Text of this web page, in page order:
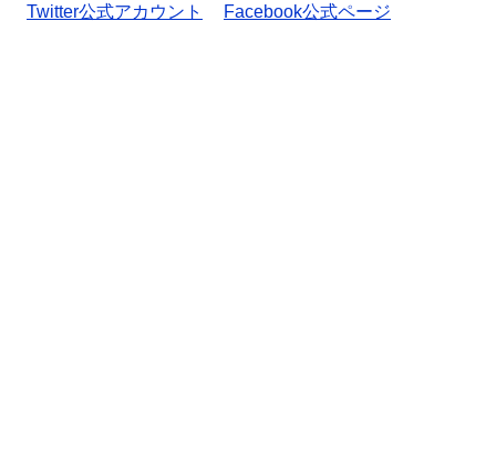
Twitter公式アカウント
Facebook公式ページ